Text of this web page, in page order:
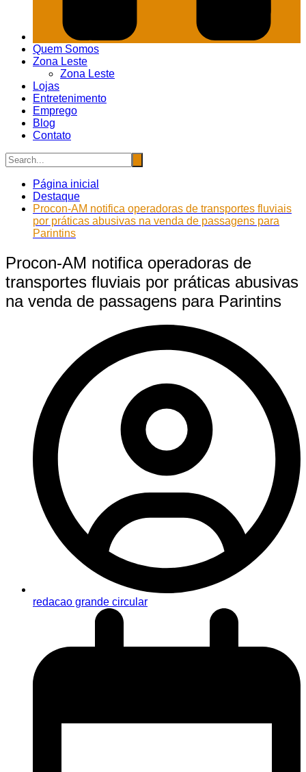
Quem Somos
Zona Leste
Zona Leste
Lojas
Entretenimento
Emprego
Blog
Contato
Página inicial
Destaque
Procon-AM notifica operadoras de transportes fluviais
por práticas abusivas na venda de passagens para
Parintins
Procon-AM notifica operadoras de
transportes fluviais por práticas abusivas
na venda de passagens para Parintins
redacao grande circular